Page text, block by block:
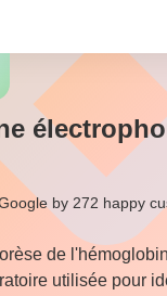
by 272 happy
de
utilisée pour